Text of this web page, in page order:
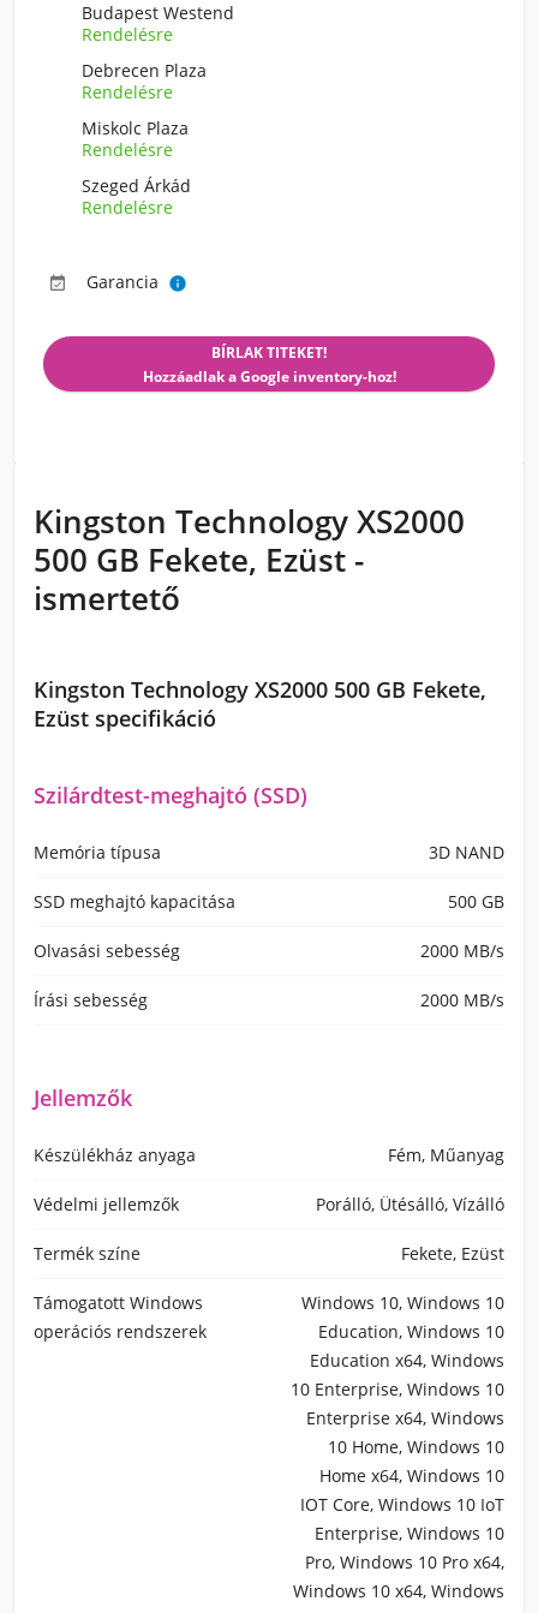
Budapest Westend
Rendelésre
Debrecen Plaza
Rendelésre
Miskolc Plaza
Rendelésre
Szeged Árkád
Rendelésre
 Garancia 
BÍRLAK TITEKET!
Hozzáadlak a Google inventory-hoz!
Kingston Technology XS2000
500 GB Fekete, Ezüst -
ismertető
Kingston Technology XS2000 500 GB Fekete,
Ezüst specifikáció
Szilárdtest-meghajtó (SSD)
Memória típusa 3D NAND
SSD meghajtó kapacitása 500 GB
Olvasási sebesség 2000 MB/s
Írási sebesség 2000 MB/s
Jellemzők
Készülékház anyaga Fém, Műanyag
Védelmi jellemzők Porálló, Ütésálló, Vízálló
Termék színe Fekete, Ezüst
Támogatott Windows
operációs rendszerek
Windows 10, Windows 10
Education, Windows 10
Education x64, Windows
10 Enterprise, Windows 10
Enterprise x64, Windows
10 Home, Windows 10
Home x64, Windows 10
IOT Core, Windows 10 IoT
Enterprise, Windows 10
Pro, Windows 10 Pro x64,
Windows 10 x64, Windows